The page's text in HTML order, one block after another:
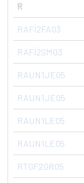
R
RAFÍ2FA03
RAFÍ2SM03
RAUN1JE05
RAUN1JE05
RAUN1LE05
RAUN1LE05
RTGF2GR05